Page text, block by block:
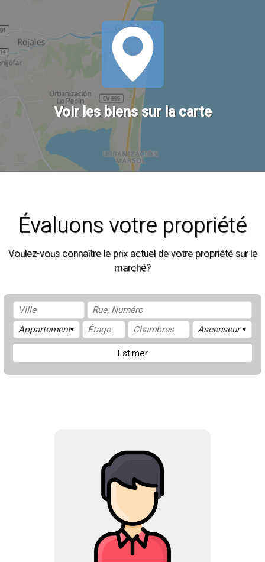
Voir les biens sur la carte
Évaluons votre propriété
Voulez-vous connaître le prix actuel de votre propriété sur le
marché?
Estimer